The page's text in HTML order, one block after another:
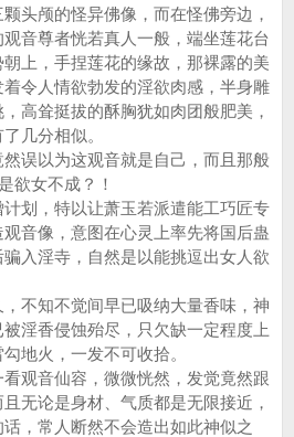
头颅的怪异佛像，而在怪佛旁边，
音尊者恍若真人一般，端坐莲花台
朝上，手捏莲花的缘故，那裸露的美
令人情欲勃发的淫欲肉感，半身雕
高耸挺拔的酥胸犹如肉团般肥美，
几分相似。
以为这观音就是自己，而且那般
欲女不成？！
，特以让萧玉若派遣能工巧匠专
音像，意图在心灵上率先将国后蛊
入淫寺，自然是以能挑逗出女人欲
知不觉间早已吸纳大量香味，神
淫香侵蚀殆尽，只欠缺一定程度上
地火，一发不可收拾。
音仙容，微微恍然，发觉竟然跟
无论是身材、气质都是无限接近，
，常人断然不会造出如此神似之